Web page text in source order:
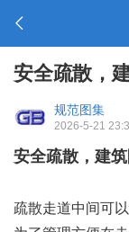
安全疏散，
规范图集
2026-5-21
安全疏散，建
疏散走道中间可